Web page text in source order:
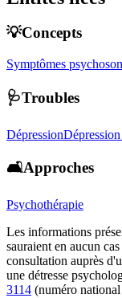
💡Concepts
Symptômes
🩺Troubles
Dépression
🛋️Approches
Psychothérapie
Les informations
sauraient en aucun
consultation auprès
une détresse
3114 (numéro